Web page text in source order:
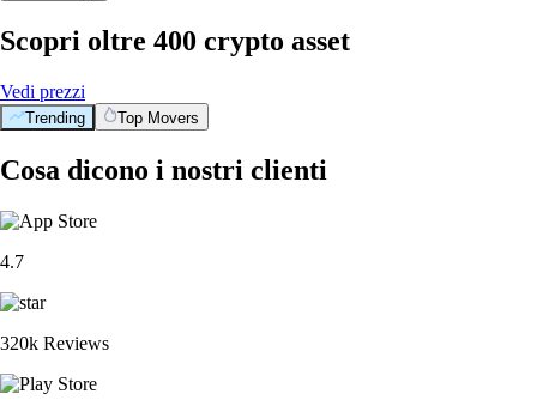
Scopri oltre 400 crypto asset
Vedi prezzi
Trending Top Movers
Cosa dicono i nostri clienti
4.7
320k Reviews